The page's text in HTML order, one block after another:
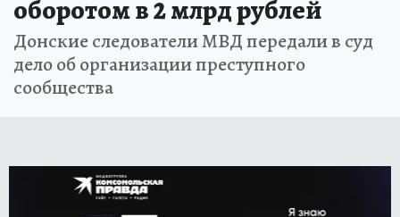
оборотом в 2 млрд рублей
Донские следователи МВД передали в суд
дело об организации преступного
сообщества